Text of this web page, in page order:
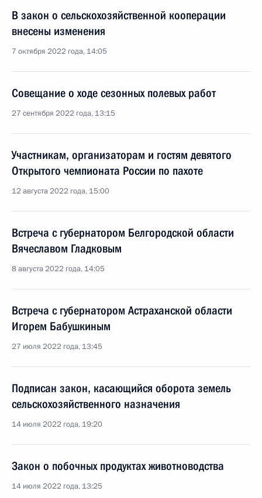
В закон о сельскохозяйственной кооперации
внесены изменения
7 октября 2022 года, 14:05
Совещание о ходе сезонных полевых работ
27 сентября 2022 года, 13:15
Участникам, организаторам и гостям девятого
Открытого чемпионата России по пахоте
12 августа 2022 года, 15:00
Встреча с губернатором Белгородской области
Вячеславом Гладковым
8 августа 2022 года, 14:05
Встреча с губернатором Астраханской области
Игорем Бабушкиным
27 июля 2022 года, 13:45
Подписан закон, касающийся оборота земель
сельскохозяйственного назначения
14 июля 2022 года, 19:20
Закон о побочных продуктах животноводства
14 июля 2022 года, 13:25